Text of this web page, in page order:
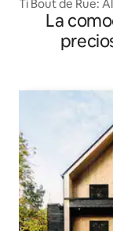
Ti Bout de Rue:
La